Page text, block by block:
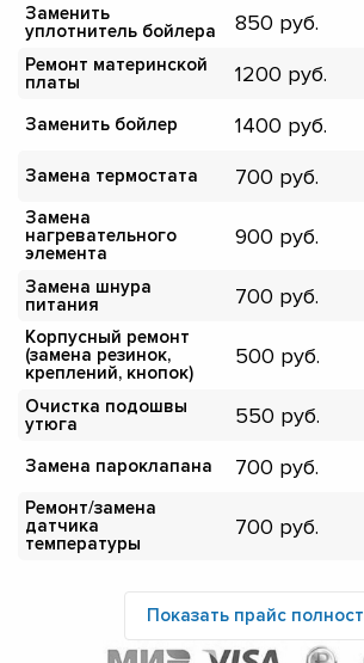
Заменить
уплотнитель бойлера
850
Ремонт материнской
платы
1200
Заменить бойлер 1400
Замена термостата 700
Замена
нагревательного
элемента
900
Замена шнура
питания
700
Корпусный ремонт
(замена резинок,
креплений, кнопок)
500
Очистка подошвы
утюга
550
Замена пароклапана 700
Ремонт/замена
датчика
температуры
700
Показать прайс